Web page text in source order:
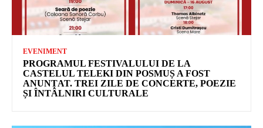
EVENIMENT
PROGRAMUL FESTIVALULUI DE LA
CASTELUL TELEKI DIN POSMUȘ A FOST
ANUNȚAT. TREI ZILE DE CONCERTE, POEZIE
ȘI ÎNTÂLNIRI CULTURALE